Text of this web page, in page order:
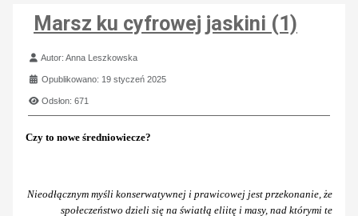
Marsz ku cyfrowej jaskini (1)
Szczegóły
Autor:Anna Leszkowska
Opublikowano: 19 styczeń 2025
Odsłon: 671
Czy to nowe średniowiecze?
Nieodłącznym myśli konserwatywnej i prawicowej jest przekonanie, że
społeczeństwo dzieli się na światłą eliitę i masy, nad którymi te